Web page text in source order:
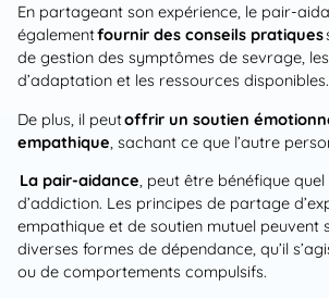
En partageant son expérience, le pair-
égalementfournir des conseils pratiques
de gestion des symptômes de sevrage,
d’adaptation et les ressources disponibles.
De plus, il peutoffrir un soutien
empathique , sachant ce que l’autre
La pair-aidance, peut être bénéfique
d’addiction. Les principes de partage
empathique et de soutien mutuel peuvent
diverses formes de dépendance, qu’il
ou de comportements compulsifs.